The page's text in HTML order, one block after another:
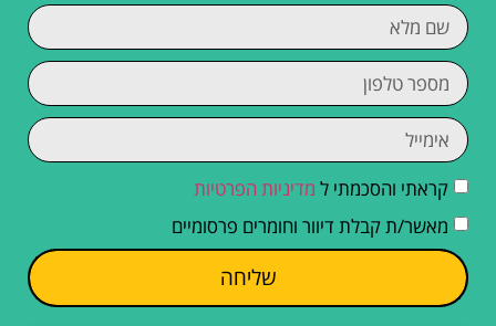
קראתי והסכמתי ל מדיניות הפרטיות
מאשר/ת קבלת דיוור וחומרים פרסומיים
שליחה